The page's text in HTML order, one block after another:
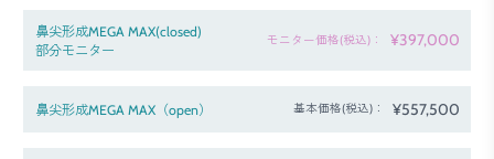
鼻尖形成MEGA MAX(closed)
部分モニター
モニター価格(税込)： ¥397,000
鼻尖形成MEGA MAX（open） 基本価格(税込)： ¥557,500